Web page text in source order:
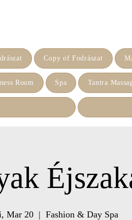
Copy of Fodrászat
Room Spa Tantra
Mar 20
  |
Fashion & Day Spa